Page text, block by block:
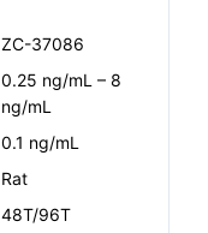
ZC-37086
0.25 ng/mL – 8
ng/mL
0.1 ng/mL
Rat
48T/96T